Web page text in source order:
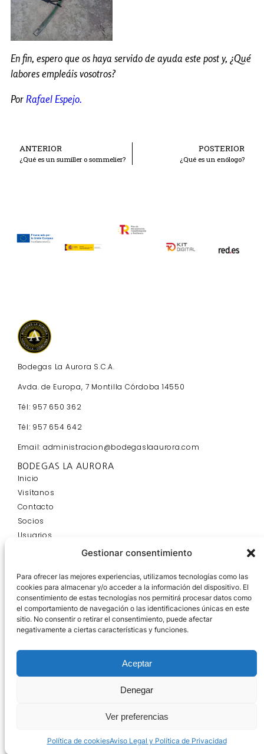
Gestionar consentimiento
Para ofrecer las mejores experiencias, utilizamos tecnologías como las
cookies para almacenar y/o acceder a la información del dispositivo. El
consentimiento de estas tecnologías nos permitirá procesar datos como
el comportamiento de navegación o las identificaciones únicas en este
sitio. No consentir o retirar el consentimiento, puede afectar
negativamente a ciertas características y funciones.
Aceptar
Denegar
Ver preferencias
Política de cookiesAviso Legal y Política de Privacidad
En fin, espero que os haya servido de ayuda este post y, ¿Qué
labores empleáis vosotros?
Por Rafael Espejo.
ANTERIOR
¿Qué es un sumiller o sommelier?
POSTERIOR
¿Qué es un enólogo?
Bodegas La Aurora S.C.A.
Avda. de Europa, 7 Montilla Córdoba 14550
Tél: 957 650 362
Tél: 957 654 642
Email: administracion@bodegaslaaurora.com
BODEGAS LA AURORA
Inicio
Visítanos
Contacto
Socios
Usuarios
Aviso Legal y Política de Privacidad
Bases Legales 21
Política de Cookies
HORARIO DE TIENDA
Lunes - Viernes:
Sábado: